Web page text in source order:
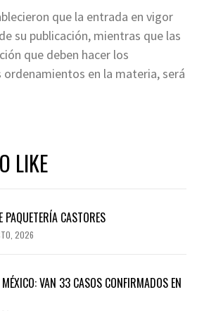
que la entrada en vigor
su publicación, mientras que las
que deben hacer los
en la materia, será
LIKE
PAQUETERÍA CASTORES
2026
VAN 33 CASOS CONFIRMADOS EN